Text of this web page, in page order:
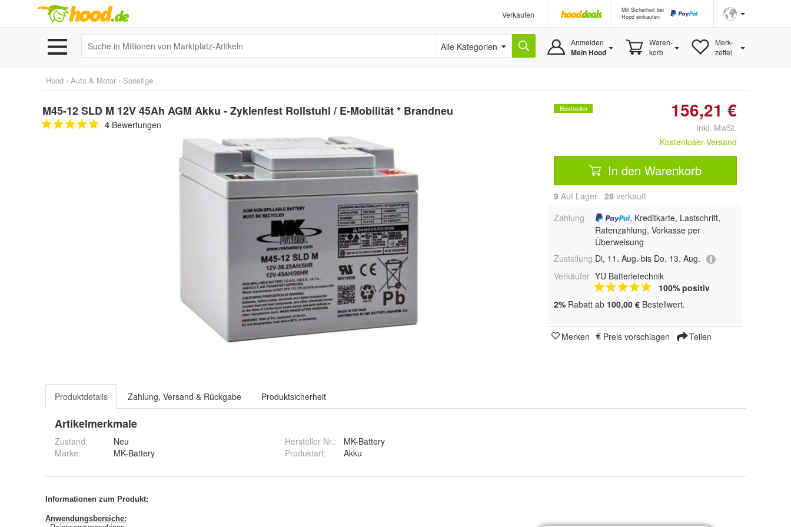
Verkaufen
Mit Sicherheit bei
Hood einkaufen
Alle Kategorien Anmelden
Mein Hood
Waren-
korb
Merk-
zettel
Hood › Auto & Motor › Sonstige
M45-12 SLD M 12V 45Ah AGM Akku - Zyklenfest Rollstuhl / E-Mobilität * Brandneu
4 Bewertungen
Bestseller 156,21 €
inkl. MwSt.
Kostenloser Versand
In den Warenkorb
9 Auf Lager 28 verkauft
Zahlung
, Kreditkarte, Lastschrift,
Ratenzahlung, Vorkasse per
Überweisung
Zustellung Di, 11. Aug. bis Do, 13. Aug.
Verkäufer YU Batterietechnik
100% positiv
2% Rabatt ab 100,00 € Bestellwert.
Merken Preis vorschlagen Teilen
Produktdetails Zahlung, Versand & Rückgabe Produktsicherheit
Artikelmerkmale
Zustand:
Neu
Marke:
MK-Battery
Hersteller Nr.:
MK-Battery
Produktart: Akku